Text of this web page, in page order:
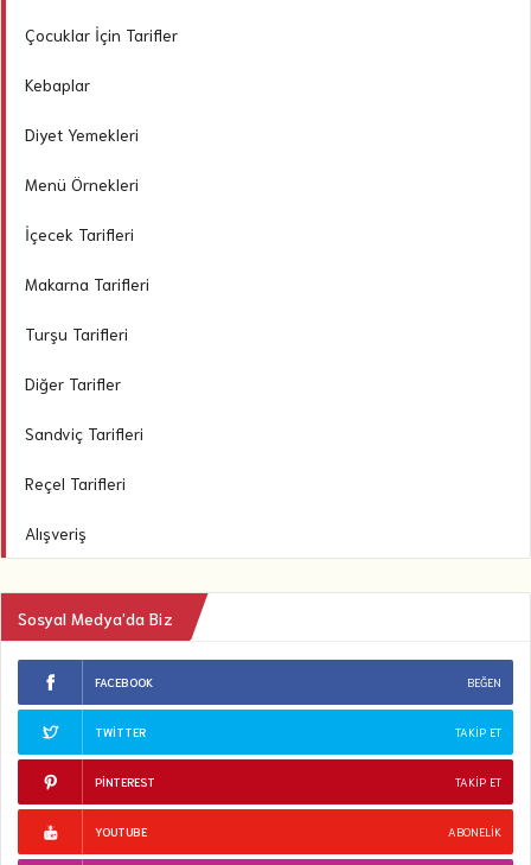
Çocuklar İçin Tarifler
Kebaplar
Diyet Yemekleri
Menü Örnekleri
İçecek Tarifleri
Makarna Tarifleri
Turşu Tarifleri
Diğer Tarifler
Sandviç Tarifleri
Reçel Tarifleri
Alışveriş
Sosyal Medya’da Biz
FACEBOOK BEĞEN
TWITTER TAKIP ET
PINTEREST TAKIP ET
YOUTUBE ABONELIK